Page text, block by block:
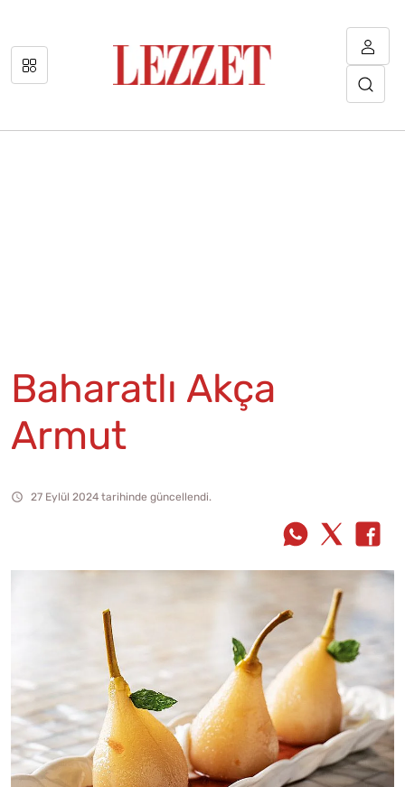
Baharatlı Akça
Armut
27 Eylül 2024 tarihinde güncellendi.